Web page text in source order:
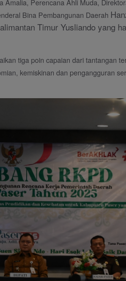
Perencana Ahli Muda,
Bina Pembangunan Daerah
Timur Yusliando yang
tiga poin capaian dari tantangan
kemiskinan dan pengangguran